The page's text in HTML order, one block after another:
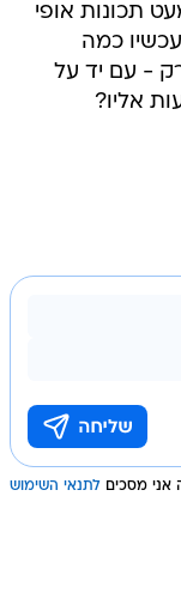
תכונות אופי
כמה
- עם יד על
אליו?
אני מסכים לתנאי השימוש